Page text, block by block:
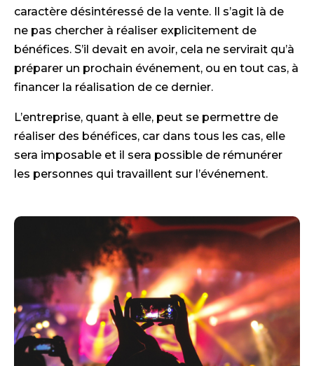
caractère désintéressé de la vente. Il s’agit là de
ne pas chercher à réaliser explicitement de
bénéfices. S’il devait en avoir, cela ne servirait qu’à
préparer un prochain événement, ou en tout cas, à
financer la réalisation de ce dernier.
L’entreprise, quant à elle, peut se permettre de
réaliser des bénéfices, car dans tous les cas, elle
sera imposable et il sera possible de rémunérer
les personnes qui travaillent sur l’événement.